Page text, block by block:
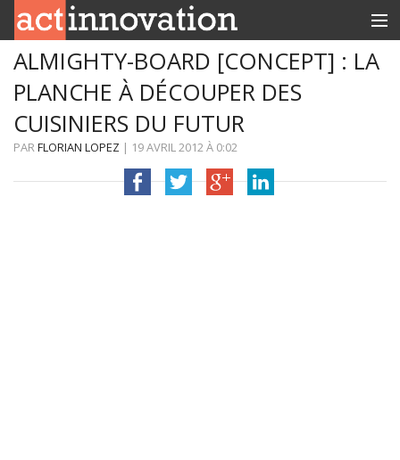
RUBRIQUES
INNOBOX
CONTACT
ALMIGHTY-BOARD [CONCEPT] : LA
PLANCHE À DÉCOUPER DES
CUISINIERS DU FUTUR
PARFLORIAN LOPEZ | 19 AVRIL 2012À 0:02